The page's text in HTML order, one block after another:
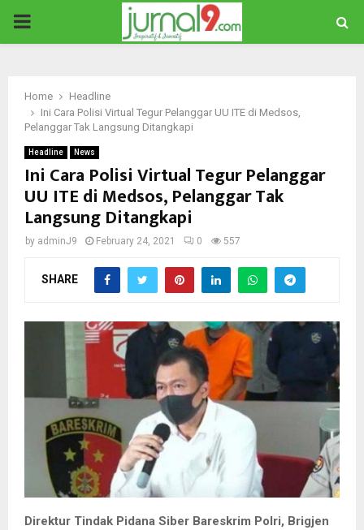
PRIMARY
Home
Headline
Ini Cara Polisi Virtual Tegur Pelanggar UU ITE di Medsos,
Pelanggar Tak Langsung Ditangkapi
Headline News
Ini Cara Polisi Virtual Tegur Pelanggar
UU ITE di Medsos, Pelanggar Tak
Langsung Ditangkapi
by adminJ9 February 24, 2021 0 557
SHARE
Direktur Tindak Pidana Siber Bareskrim Polri, Brigjen